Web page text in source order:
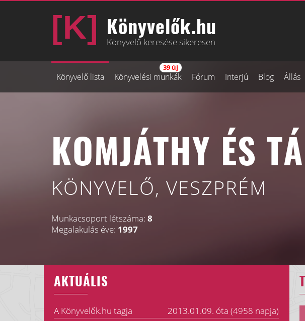
Könyvelők.hu
Könyvelő keresése sikeresen
Könyvelő lista Könyvelési munkák
39 új
Fórum Interjú Blog Állás
KOMJÁTHY ÉS
KÖNYVELŐ, VESZPRÉM
Munkacsoport létszáma: 8
Megalakulás éve: 1997
AKTUÁLIS
A Könyvelők.hu tagja
2013.01.09. óta (4958 napja)